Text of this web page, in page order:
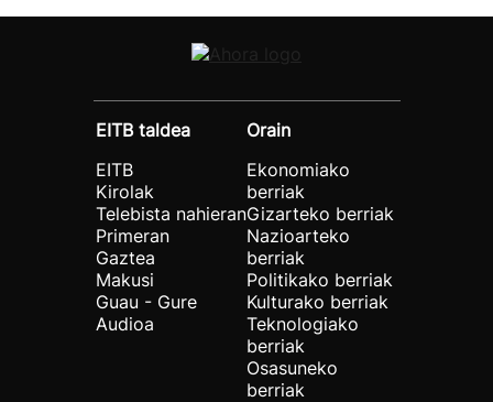
EITB taldea
EITB
Kirolak
Telebista nahieran
Primeran
Gaztea
Makusi
Guau - Gure
Audioa
Orain
Ekonomiako
berriak
Gizarteko berriak
Nazioarteko
berriak
Politikako berriak
Kulturako berriak
Teknologiako
berriak
Osasuneko
berriak